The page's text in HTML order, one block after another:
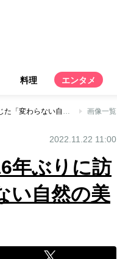
料理 エンタメ
【大塚寧々 ネネノクラシ#35】16年ぶりに訪れた与那国島で感じた「変わらない自然の美しさ、力強さ、偉大さ」 画像一覧
2022.11.22 11:00
年ぶりに訪
い自然の美